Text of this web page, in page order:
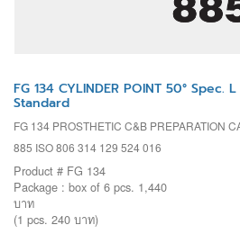
FG 134 CYLINDER POINT 50° Spec.
Standard
FG 134 PROSTHETIC C&B PREPARATION
885 ISO 806 314 129 524 016
Product # FG 134
Package : box of 6 pcs. 1,440
บาท
(1 pcs. 240 บาท)